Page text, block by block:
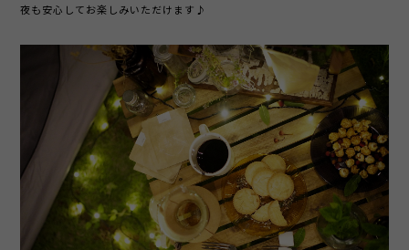
夜も安心してお楽しみいただけます♪